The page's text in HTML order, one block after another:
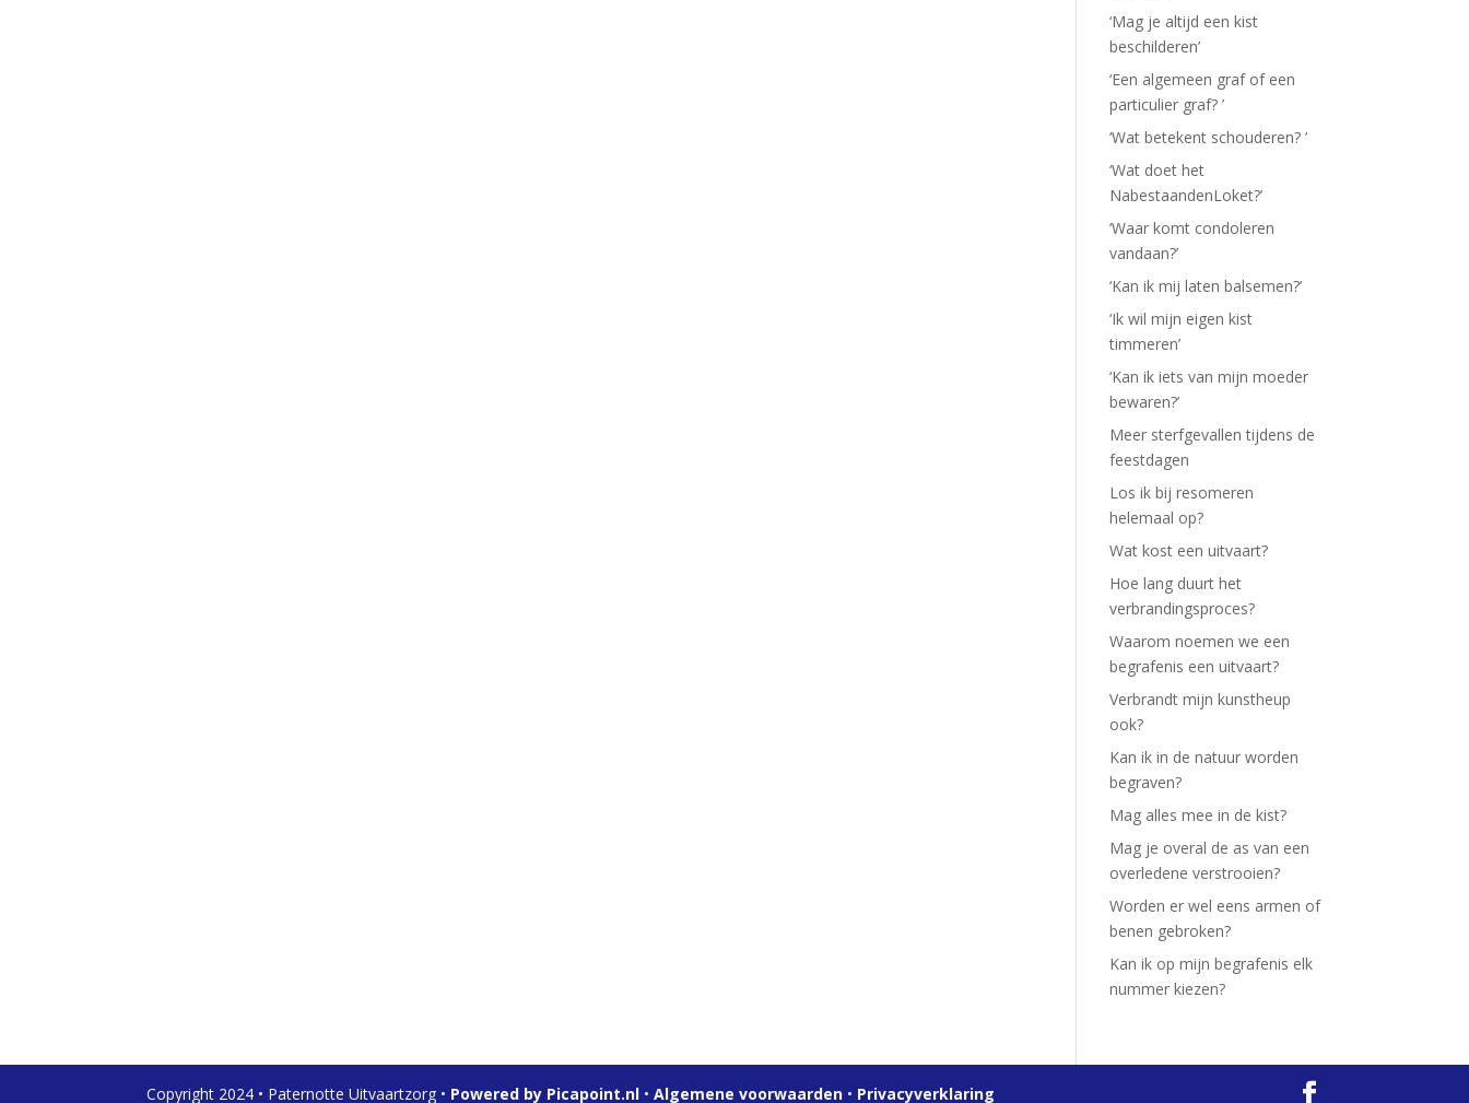
‘Mag je altijd een kist
beschilderen’
‘Een algemeen graf of een
particulier graf? ’
‘Wat betekent schouderen? ’
‘Wat doet het
NabestaandenLoket?’
‘Waar komt condoleren
vandaan?’
‘Kan ik mij laten balsemen?’
‘Ik wil mijn eigen kist
timmeren’
‘Kan ik iets van mijn moeder
bewaren?’
Meer sterfgevallen tijdens de
feestdagen
Los ik bij resomeren
helemaal op?
Wat kost een uitvaart?
Hoe lang duurt het
verbrandingsproces?
Waarom noemen we een
begrafenis een uitvaart?
Verbrandt mijn kunstheup
ook?
Kan ik in de natuur worden
begraven?
Mag alles mee in de kist?
Mag je overal de as van een
overledene verstrooien?
Worden er wel eens armen of
benen gebroken?
Kan ik op mijn begrafenis elk
nummer kiezen?
Copyright 2024 • Paternotte Uitvaartzorg • Powered by Picapoint.nl •Algemene voorwaarden • Privacyverklaring